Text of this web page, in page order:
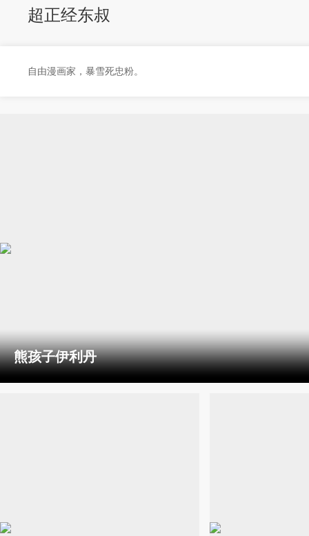
超正经东叔
自由漫画家，暴雪死忠粉。
熊孩子伊利丹